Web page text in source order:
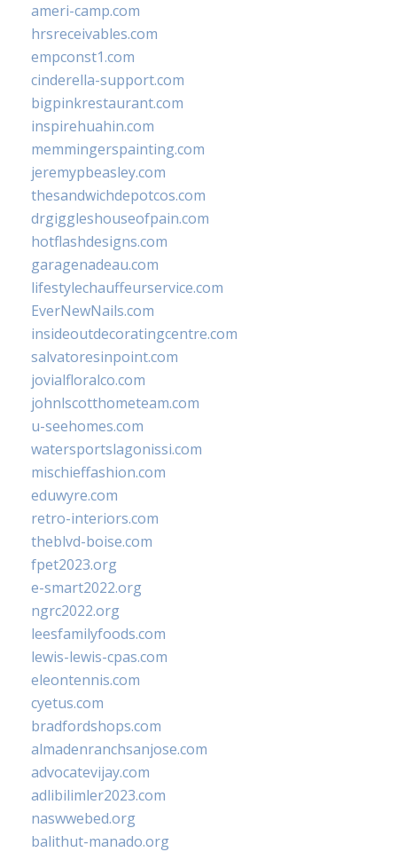
ameri-camp.com
hrsreceivables.com
empconst1.com
cinderella-support.com
bigpinkrestaurant.com
inspirehuahin.com
memmingerspainting.com
jeremypbeasley.com
thesandwichdepotcos.com
drgiggleshouseofpain.com
hotflashdesigns.com
garagenadeau.com
lifestylechauffeurservice.com
EverNewNails.com
insideoutdecoratingcentre.com
salvatoresinpoint.com
jovialfloralco.com
johnlscotthometeam.com
u-seehomes.com
watersportslagonissi.com
mischieffashion.com
eduwyre.com
retro-interiors.com
theblvd-boise.com
fpet2023.org
e-smart2022.org
ngrc2022.org
leesfamilyfoods.com
lewis-lewis-cpas.com
eleontennis.com
cyetus.com
bradfordshops.com
almadenranchsanjose.com
advocatevijay.com
adlibilimler2023.com
naswwebed.org
balithut-manado.org